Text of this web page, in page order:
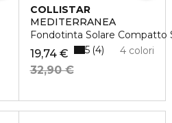
COLLISTAR
MEDITERRANEA
Fondotinta Solare Compatto
19,74 €
32,90 €
4 colori
5 4